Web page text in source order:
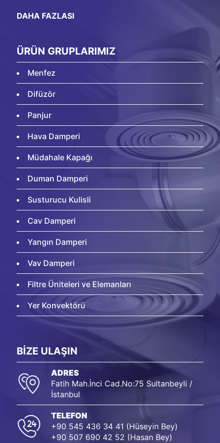
DAHA FAZLASI
ÜRÜN GRUPLARIMIZ
Menfez
Difüzör
Panjur
Hava Damperi
Müdahale Kapağı
Duman Damperi
Susturucu Kulisli
Cav Damperi
Yangın Damperi
Vav Damperi
Filtre Üniteleri ve Elemanları
Yer Konvektörü
BİZE ULAŞIN
ADRES
Fatih Mah.İnci Cad.No:75 Sultanbeyli /
İstanbul
TELEFON
+90 545 436 34 41 (Hüseyin Bey)
+90 507 690 42 52 (Hasan Bey)